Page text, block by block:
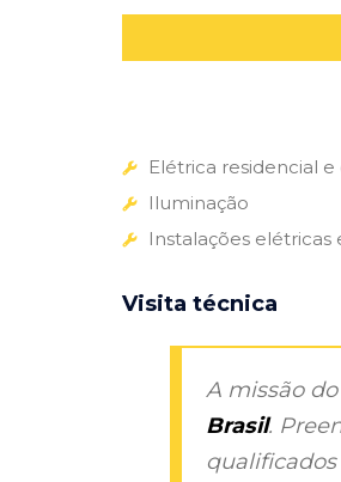
Elétrica residencial
Iluminação
Instalações
Visita técnica
A missão
Brasil.
qualificados